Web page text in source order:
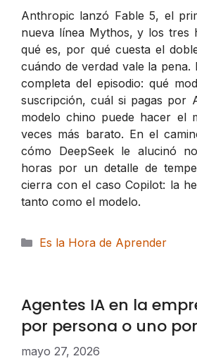
Anthropic lanzó Fable 5, el
nueva línea Mythos, y los tres
qué es, por qué cuesta el
cuándo de verdad vale la pena.
completa del episodio: qué
suscripción, cuál si pagas por
modelo chino puede hacer el
veces más barato. En el
cómo DeepSeek le alucinó
horas por un detalle de
cierra con el caso Copilot: la
tanto como el modelo.
Categorías
Es la Hora de Aprender
Agentes IA en la
por persona o uno
mayo 27, 2026